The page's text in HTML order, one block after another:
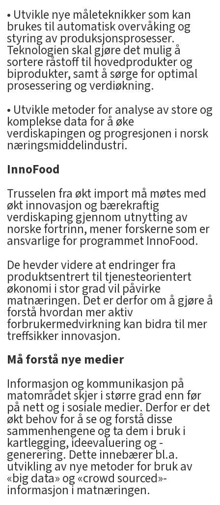
• Utvikle nye måleteknikker som kan
brukes til automatisk overvåking og
styring av produksjonsprosesser.
Teknologien skal gjøre det mulig å
sortere råstoff til hovedprodukter og
biprodukter, samt å sørge for optimal
prosessering og verdiøkning.
• Utvikle metoder for analyse av store og
komplekse data for å øke
verdiskapingen og progresjonen i norsk
næringsmiddelindustri.
InnoFood
Trusselen fra økt import må møtes med
økt innovasjon og bærekraftig
verdiskaping gjennom utnytting av
norske fortrinn, mener forskerne som er
ansvarlige for programmet InnoFood.
De hevder videre at endringer fra
produktsentrert til tjenesteorientert
økonomi i stor grad vil påvirke
matnæringen. Det er derfor om å gjøre å
forstå hvordan mer aktiv
forbrukermedvirkning kan bidra til mer
treffsikker innovasjon.
Må forstå nye medier
Informasjon og kommunikasjon på
matområdet skjer i større grad enn før
på nett og i sosiale medier. Derfor er det
økt behov for å se og forstå disse
sammenhengene og ta dem i bruk i
kartlegging, ideevaluering og -
generering. Dette innebærer bl.a.
utvikling av nye metoder for bruk av
«big data» og «crowd sourced»-
informasjon i matnæringen.